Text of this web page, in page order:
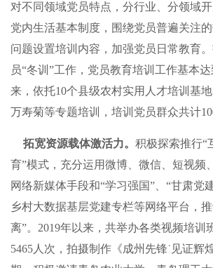
对不同领域党员特点，分行业、分领域
党内生活基本制度，围绕党员普遍关注
问题设置培训内容，加强党员日常教育
员“冬训”工作，党员教育培训工作基本
来，依托10个县级农村实用人才培训基地
万寿菊等专题培训，培训党员群众共计
拓宽资源载体激活力。 积极探索推行“
育”模式，充分运用微博、微信、短视频
网络新媒体手段和“学习强国”、“甘肃党
乡村大数据基层党建专栏等网络平台，
离”。2019年以来，共举办各类视频培训
5465人次，拍摄制作《成州先锋˙见证辉